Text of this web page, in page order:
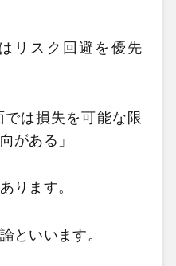
リスク回避を優先
は損失を可能な限
がある」
ります。
といいます。